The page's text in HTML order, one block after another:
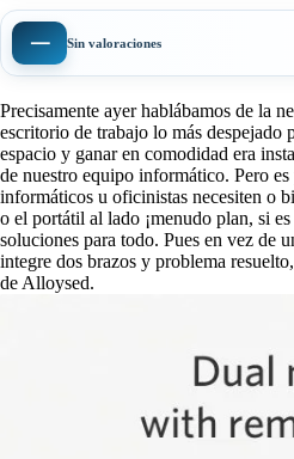
— Sin valoraciones
Precisamente ayer hablábamos de la
escritorio de trabajo lo más despejado
espacio y ganar en comodidad era
de nuestro equipo informático. Pero
informáticos u oficinistas necesiten o
o el portátil al lado ¡menudo plan, si
soluciones para todo. Pues en vez de
integre dos brazos y problema
de Alloysed.